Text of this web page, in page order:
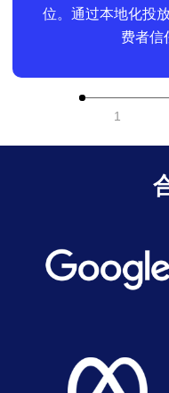
位。通过本地化投
费者信
1